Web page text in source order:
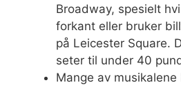
Broadway, spesielt
forkant eller bruker
på Leicester Square.
seter til under 40
Mange av